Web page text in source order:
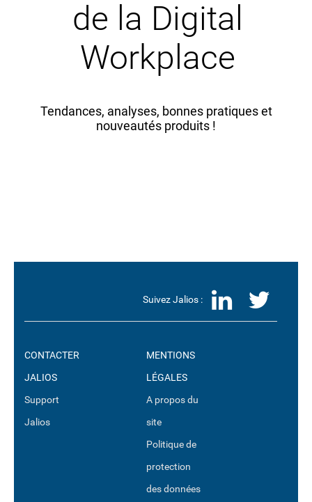
de la Digital
Workplace
Tendances, analyses, bonnes pratiques et
nouveautés produits !
Suivez Jalios :
CONTACTER
JALIOS
Support
Jalios
MENTIONS
LÉGALES
A propos du
site
Politique de
protection
des données